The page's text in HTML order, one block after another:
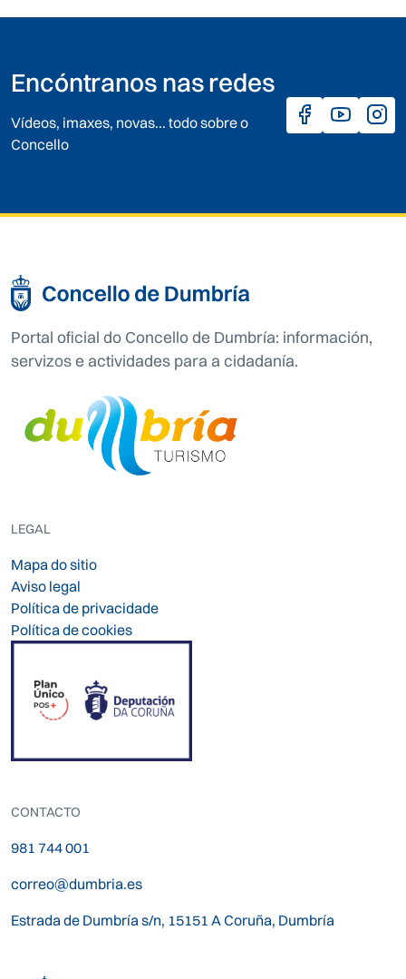
Encóntranos nas redes
Vídeos, imaxes, novas... todo sobre o
Concello
Portal oficial do Concello de Dumbría: información,
servizos e actividades para a cidadanía.
LEGAL
Mapa do sitio
Aviso legal
Política de privacidade
Política de cookies
CONTACTO
981 744 001
correo@dumbria.es
Estrada de Dumbría s/n, 15151 A Coruña, Dumbría